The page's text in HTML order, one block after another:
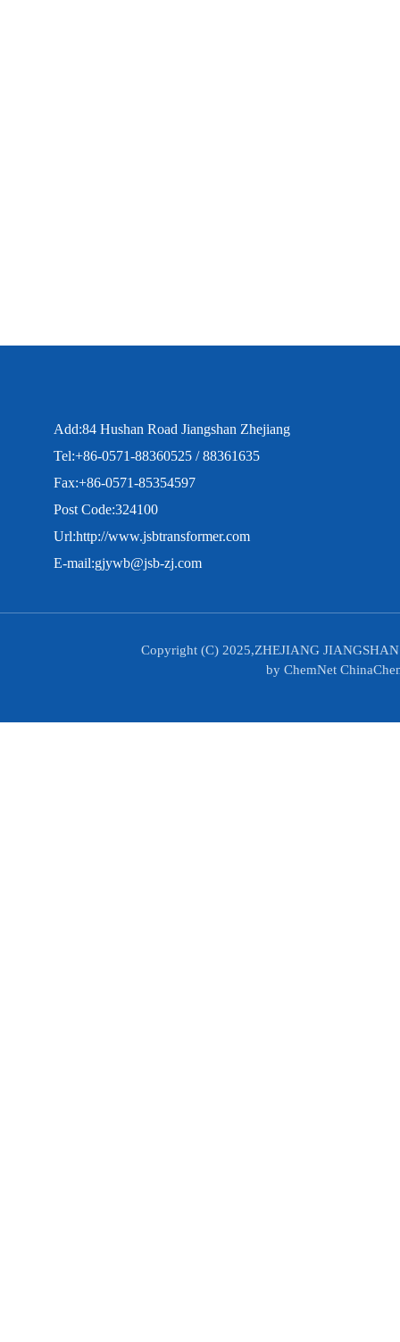
Add:84 Hushan Road Jiangshan Zhejiang
Tel:+86-0571-88360525 / 88361635
Fax:+86-0571-85354597
Post Code:324100
Url:http://www.jsbtransformer.com
E-mail:gjywb@jsb-zj.com
Copyright (C) 2025,ZHEJIANG
by ChemNet